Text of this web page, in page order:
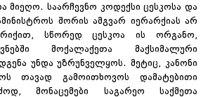
მიეღო. საარჩევნო კოდექსი ცესკოსა და
შორის ამგვარ იერარქიას არ
სწორედ ცესკოა ის ორგანო,
მოქალაქეთა მაქსიმალური
უნდა უზრუნველყოს. მეტიც, კანონი
თავად გამოითხოვოს დამატებითი
მონაცემები საგარეო საქმეთა